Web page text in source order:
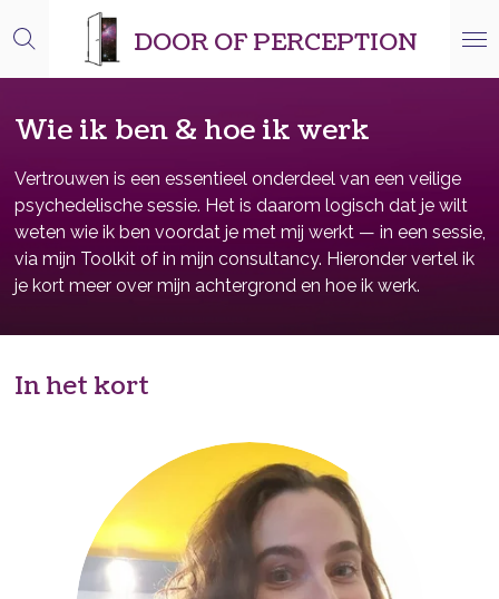
direct
naar
hoofdinhoud
DOOR OF PERCEPTION
Wie ik ben & hoe ik werk
Vertrouwen is een essentieel onderdeel van een veilige
psychedelische sessie. Het is daarom logisch dat je wilt
weten wie ik ben voordat je met mij werkt — in een sessie,
via mijn Toolkit of in mijn consultancy. Hieronder vertel ik
je kort meer over mijn achtergrond en hoe ik werk.
In het kort